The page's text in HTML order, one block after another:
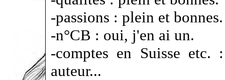
-passions : plein et bonnes.
-n°CB : oui, j'en ai un.
-comptes en Suisse
auteur...